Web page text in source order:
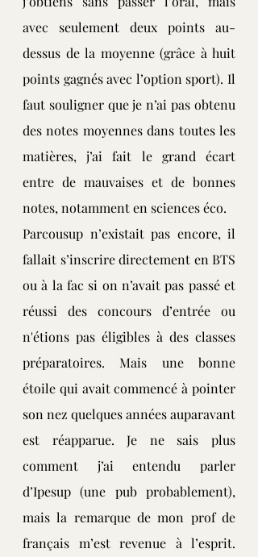
avec seulement deux points au-
dessus de la moyenne (grâce à huit
points gagnés avec l’option sport). Il
faut souligner que je n’ai pas obtenu
des notes moyennes dans toutes les
matières, j’ai fait le grand écart
entre de mauvaises et de bonnes
notes, notamment en sciences éco.
Parcousup n’existait pas encore, il
fallait s’inscrire directement en BTS
ou à la fac si on n’avait pas passé et
réussi des concours d’entrée ou
n'étions pas éligibles à des classes
préparatoires. Mais une bonne
étoile qui avait commencé à pointer
son nez quelques années auparavant
est réapparue. Je ne sais plus
comment j’ai entendu parler
d’Ipesup (une pub probablement),
mais la remarque de mon prof de
français m’est revenue à l’esprit.